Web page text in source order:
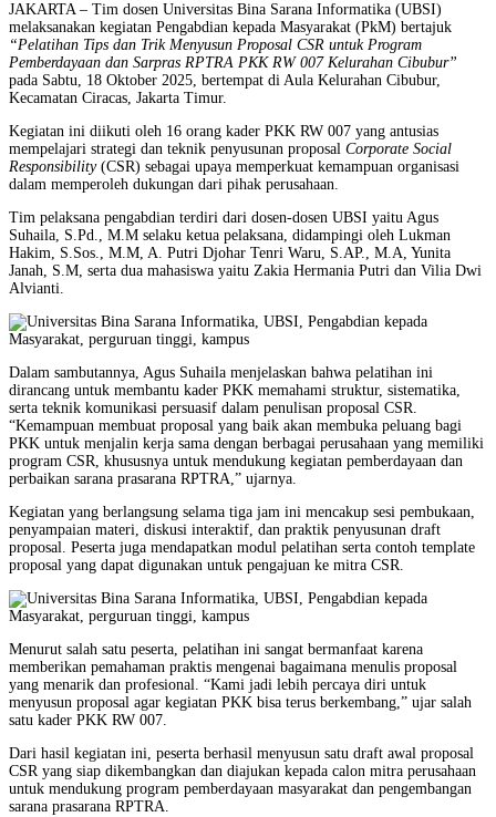
JAKARTA – Tim dosen Universitas Bina Sarana Informatika (UBSI)
melaksanakan kegiatan Pengabdian kepada Masyarakat (PkM) bertajuk
“Pelatihan Tips dan Trik Menyusun Proposal CSR untuk Program
Pemberdayaan dan Sarpras RPTRA PKK RW 007 Kelurahan Cibubur”
pada Sabtu, 18 Oktober 2025, bertempat di Aula Kelurahan Cibubur,
Kecamatan Ciracas, Jakarta Timur.
Kegiatan ini diikuti oleh 16 orang kader PKK RW 007 yang antusias
mempelajari strategi dan teknik penyusunan proposal Corporate Social
Responsibility(CSR) sebagai upaya memperkuat kemampuan organisasi
dalam memperoleh dukungan dari pihak perusahaan.
Tim pelaksana pengabdian terdiri dari dosen-dosen UBSI yaitu Agus
Suhaila, S.Pd., M.M selaku ketua pelaksana, didampingi oleh Lukman
Hakim, S.Sos., M.M, A. Putri Djohar Tenri Waru, S.AP., M.A, Yunita
Janah, S.M, serta dua mahasiswa yaitu Zakia Hermania Putri dan Vilia Dwi
Alvianti.
Dalam sambutannya, Agus Suhaila menjelaskan bahwa pelatihan ini
dirancang untuk membantu kader PKK memahami struktur, sistematika,
serta teknik komunikasi persuasif dalam penulisan proposal CSR.
“Kemampuan membuat proposal yang baik akan membuka peluang bagi
PKK untuk menjalin kerja sama dengan berbagai perusahaan yang memiliki
program CSR, khususnya untuk mendukung kegiatan pemberdayaan dan
perbaikan sarana prasarana RPTRA,” ujarnya.
Kegiatan yang berlangsung selama tiga jam ini mencakup sesi pembukaan,
penyampaian materi, diskusi interaktif, dan praktik penyusunan draft
proposal. Peserta juga mendapatkan modul pelatihan serta contoh template
proposal yang dapat digunakan untuk pengajuan ke mitra CSR.
Menurut salah satu peserta, pelatihan ini sangat bermanfaat karena
memberikan pemahaman praktis mengenai bagaimana menulis proposal
yang menarik dan profesional. “Kami jadi lebih percaya diri untuk
menyusun proposal agar kegiatan PKK bisa terus berkembang,” ujar salah
satu kader PKK RW 007.
Dari hasil kegiatan ini, peserta berhasil menyusun satu draft awal proposal
CSR yang siap dikembangkan dan diajukan kepada calon mitra perusahaan
untuk mendukung program pemberdayaan masyarakat dan pengembangan
sarana prasarana RPTRA.